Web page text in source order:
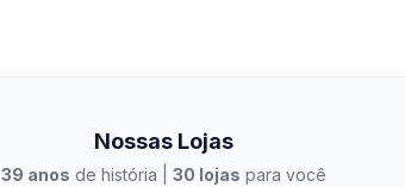
Nossas Lojas
39 anos de história | 30 lojas para você